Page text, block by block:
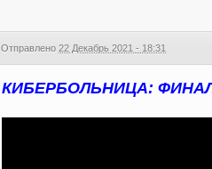
Отправлено22 Декабрь 2021 - 18:31
КИБЕРБОЛЬНИЦА: ФИНАЛ |